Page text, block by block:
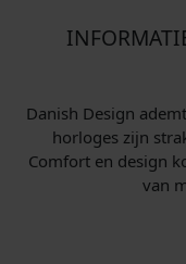
Danish Design
horloges zijn
Comfort en design
van